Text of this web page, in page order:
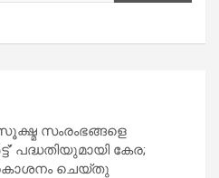
സംരംഭങ്ങളെ
പദ്ധതിയുമായി കേര;
ചെയ്തു